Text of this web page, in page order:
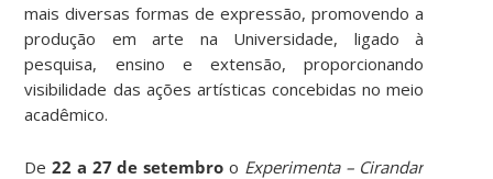
mais diversas formas de expressão, promovendo a
produção em arte na Universidade, ligado à
pesquisa, ensino e extensão, proporcionando
visibilidade das ações artísticas concebidas no meio
acadêmico.
De22 a 27 de setembro o Experimenta – Cirandar